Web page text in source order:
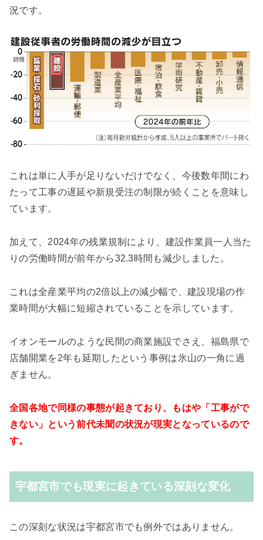
況です。
これは単に人手が足りないだけでなく、今後数年間にわ
たって工事の遅延や新規受注の制限が続くことを意味し
ています。
加えて、2024年の残業規制により、建設作業員一人当た
りの労働時間が前年から32.3時間も減少しました。
これは全産業平均の2倍以上の減少幅で、建設現場の作
業時間が大幅に短縮されていることを示しています。
イオンモールのような民間の商業施設でさえ、福島県で
店舗開業を2年も延期したという事例は氷山の一角に過
ぎません。
全国各地で同様の事態が起きており、もはや「工事がで
きない」という前代未聞の状況が現実となっているので
す。
宇都宮市でも現実に起きている深刻な変化
この深刻な状況は宇都宮市でも例外ではありません。